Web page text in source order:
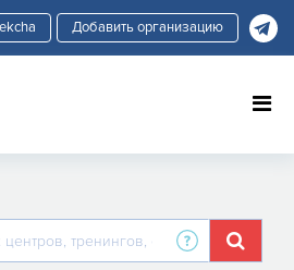
Добавить организацию